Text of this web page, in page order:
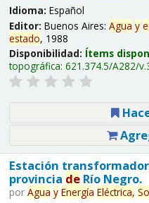
Idioma: Español
Editor: Buenos Aires: Agua y
estado, 1988
Disponibilidad: Ítems
topográfica: 621.374.5/A282/
Estación
provincia deRío Negro.
por Agua y Energía Eléctrica,